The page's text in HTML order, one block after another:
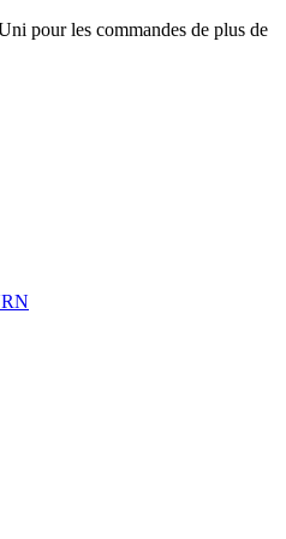
pour les commandes de plus de